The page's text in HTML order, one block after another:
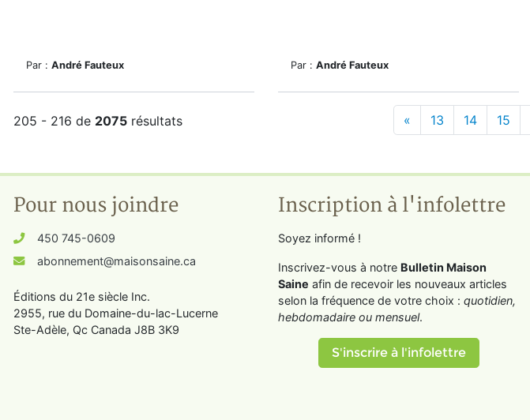
Par : André Fauteux Par : André Fauteux
205 - 216 de 2075 résultats « 13 14 15
Pour nous joindre
450 745-0609
abonnement@maisonsaine.ca
Éditions du 21e siècle Inc.
2955, rue du Domaine-du-lac-Lucerne
Ste-Adèle, Qc Canada J8B 3K9
Inscription à l'infolettre
Soyez informé !
Inscrivez-vous à notre Bulletin Maison
Saine afin de recevoir les nouveaux articles
selon la fréquence de votre choix : quotidien,
hebdomadaire ou mensuel.
S'inscrire à l'infolettre